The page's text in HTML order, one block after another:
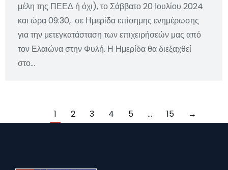
μέλη της ΠΕΕΔ ή όχι), το Σάββατο 20 Ιουλίου 2024
και ώρα 09:30, σε Ημερίδα επίσημης ενημέρωσης
για την μετεγκατάσταση των επιχειρήσεών μας από
τον Ελαιώνα στην Φυλή. Η Ημερίδα θα διεξαχθεί
στο…
1 2 3 4 5 … 15 →